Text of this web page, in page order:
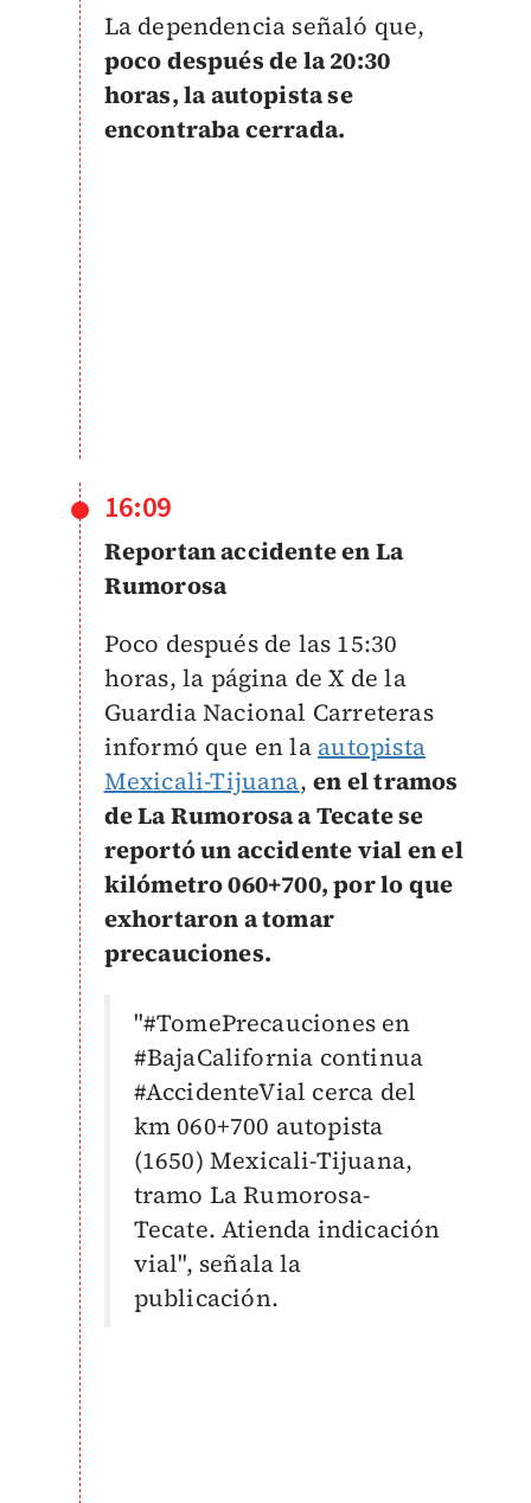
La dependencia señaló que,
poco después de la 20:30
horas, la autopista se
encontraba cerrada.
16:09
Reportan accidente en La
Rumorosa
Poco después de las 15:30
horas, la página de X de la
Guardia Nacional Carreteras
informó que en la autopista
Mexicali-Tijuana,en el tramos
de La Rumorosa a Tecate se
reportó un accidente vial en el
kilómetro 060+700, por lo que
exhortaron a tomar
precauciones.
"#TomePrecauciones en
#BajaCalifornia continua
#AccidenteVial cerca del
km 060+700 autopista
(1650) Mexicali-Tijuana,
tramo La Rumorosa-
Tecate. Atienda indicación
vial", señala la
publicación.